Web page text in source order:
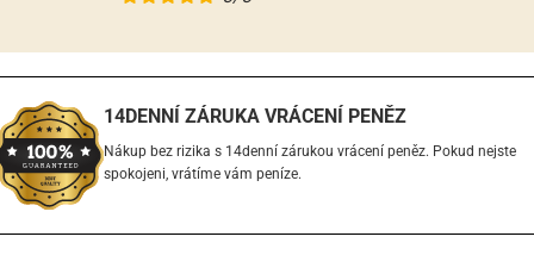
14DENNÍ ZÁRUKA VRÁCENÍ PENĚZ
Nákup bez rizika s 14denní zárukou vrácení peněz. Pokud nejste
spokojeni, vrátíme vám peníze.